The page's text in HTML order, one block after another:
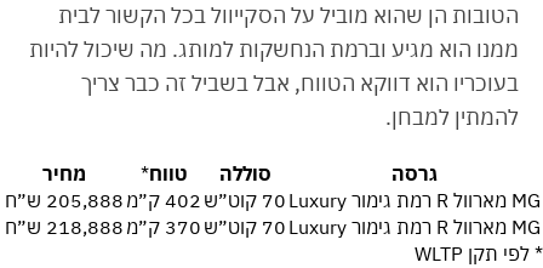
הטובות הן שהוא מוביל על הסקייוול בכל הקשור לבית
ממנו הוא מגיע וברמת הנחשקות למותג. מה שיכול להיות
בעוכריו הוא דווקא הטווח, אבל בשביל זה כבר צריך
להמתין למבחן.
גרסה סוללה טווח*
מחיר
MG מארוול R רמת גימור Luxury
70 קוט״ש 402 ק״מ
205,888 ש״ח
MG מארוול R רמת גימור Luxury
70 קוט״ש 370 ק״מ
218,888 ש״ח
* לפי תקן WLTP